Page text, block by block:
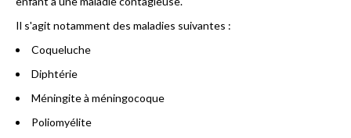
Il s'agit notamment des maladies suivantes :
Coqueluche
Diphtérie
Méningite à méningocoque
Poliomyélite